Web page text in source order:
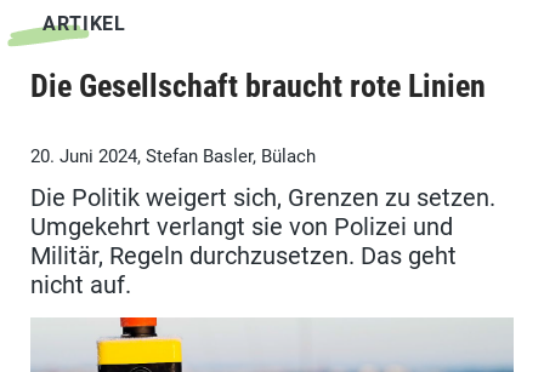
ARTIKEL
Die Gesellschaft braucht rote Linien
20. Juni 2024, Stefan Basler, Bülach
Die Politik weigert sich, Grenzen zu setzen.
Umgekehrt verlangt sie von Polizei und
Militär, Regeln durchzusetzen. Das geht
nicht auf.